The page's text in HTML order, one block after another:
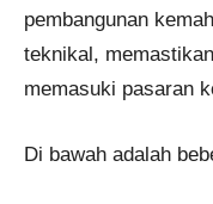
pembangunan
teknikal,
memasuki pasaran
Di bawah adalah